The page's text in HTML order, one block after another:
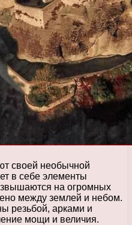
своей необычной
в себе элементы
на огромных
между землей и небом.
резьбой, арками и
мощи и величия.